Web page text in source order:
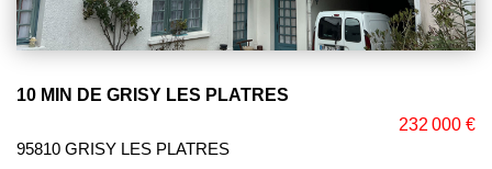
10 MIN DE GRISY LES PLATRES
232 000 €
95810 GRISY LES PLATRES